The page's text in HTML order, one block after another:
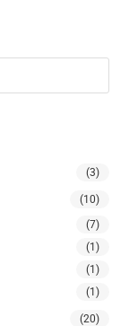
(3)
(10)
(7)
(1)
(1)
(1)
(20)